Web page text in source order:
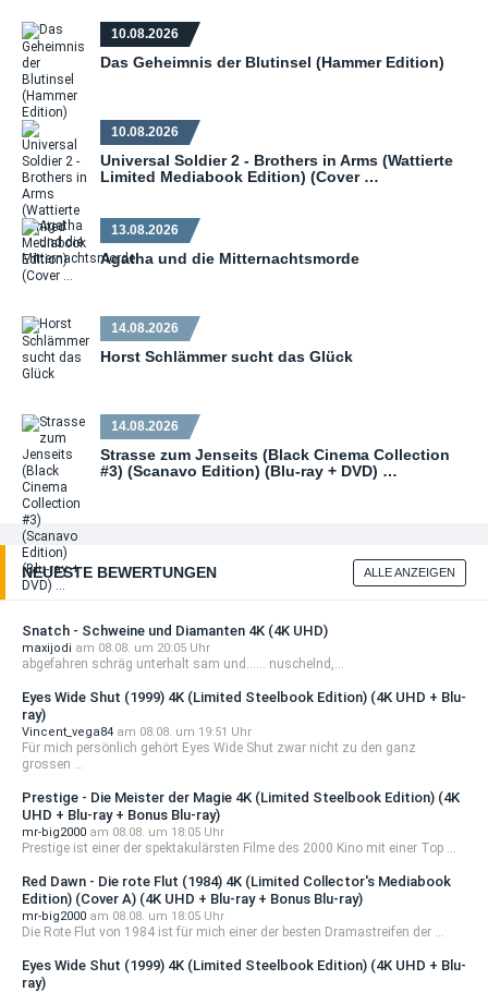
10.08.2026
Das Geheimnis der Blutinsel (Hammer Edition)
10.08.2026
Universal Soldier 2 - Brothers in Arms (Wattierte
Limited Mediabook Edition) (Cover …
13.08.2026
Agatha und die Mitternachtsmorde
14.08.2026
Horst Schlämmer sucht das Glück
14.08.2026
Strasse zum Jenseits (Black Cinema Collection
#3) (Scanavo Edition) (Blu-ray + DVD) …
NEUESTE BEWERTUNGEN ALLE ANZEIGEN
Snatch - Schweine und Diamanten 4K (4K UHD)
maxijodi am 08.08. um 20:05 Uhr
abgefahren schräg unterhalt sam und...... nuschelnd,...
Eyes Wide Shut (1999) 4K (Limited Steelbook Edition) (4K UHD + Blu-
ray)
Vincent_vega84 am 08.08. um 19:51 Uhr
Für mich persönlich gehört Eyes Wide Shut zwar nicht zu den ganz
grossen ...
Prestige - Die Meister der Magie 4K (Limited Steelbook Edition) (4K
UHD + Blu-ray + Bonus Blu-ray)
mr-big2000 am 08.08. um 18:05 Uhr
Prestige ist einer der spektakulärsten Filme des 2000 Kino mit einer Top ...
Red Dawn - Die rote Flut (1984) 4K (Limited Collector's Mediabook
Edition) (Cover A) (4K UHD + Blu-ray + Bonus Blu-ray)
mr-big2000 am 08.08. um 18:05 Uhr
Die Rote Flut von 1984 ist für mich einer der besten Dramastreifen der ...
Eyes Wide Shut (1999) 4K (Limited Steelbook Edition) (4K UHD + Blu-
ray)